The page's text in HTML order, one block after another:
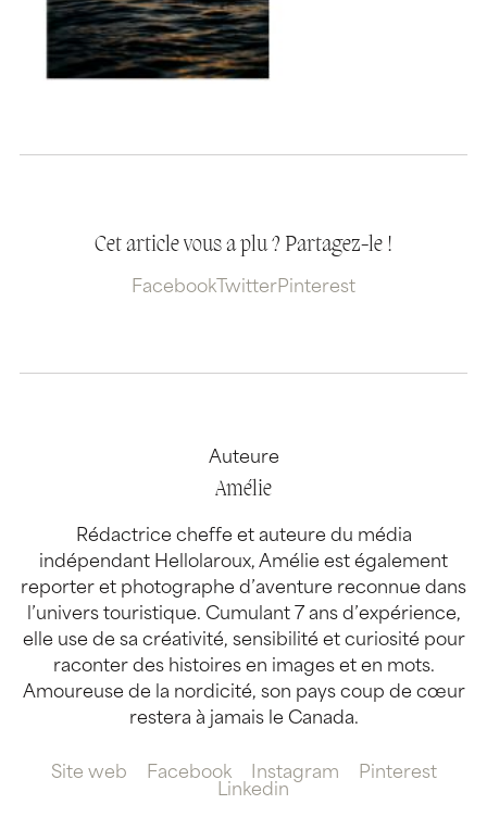
Cet article vous a plu ? Partagez-le !
Facebook TwitterPinterest
Auteure
Amélie
Rédactrice cheffe et auteure du média
indépendant Hellolaroux, Amélie est également
reporter et photographe d’aventure reconnue dans
l’univers touristique. Cumulant 7 ans d’expérience,
elle use de sa créativité, sensibilité et curiosité pour
raconter des histoires en images et en mots.
Amoureuse de la nordicité, son pays coup de cœur
restera à jamais le Canada.
Site web Facebook Instagram
Pinterest
Linkedin